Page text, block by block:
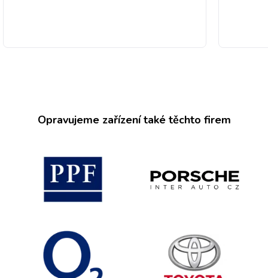
Opravujeme zařízení také těchto firem